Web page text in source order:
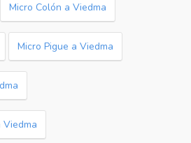
Micro Colón a Viedma
Micro Pigue a Viedma
Viedma